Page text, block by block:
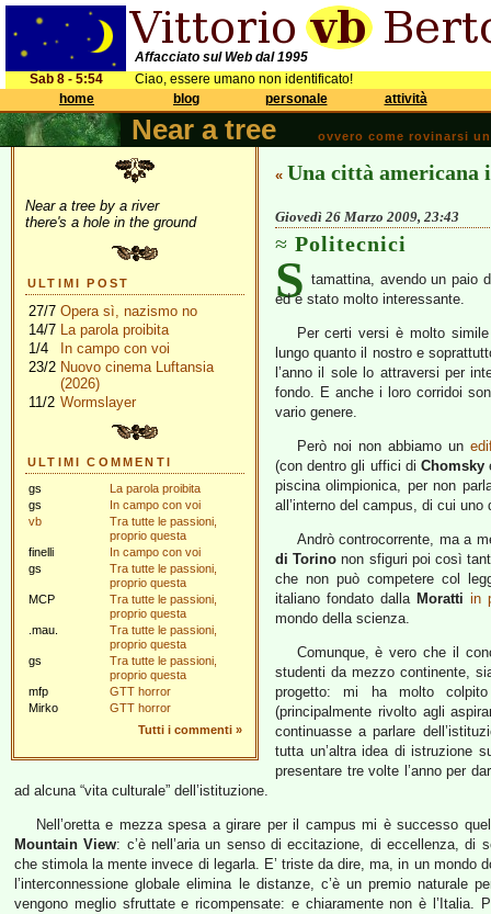
Affacciato sul Web dal 1995
Sab 8 - 5:54
Ciao, essere umano non identificato!
home
blog personale attività
Near a tree ovvero come rovinarsi
Near a tree by a river
there's a hole in the ground
ULTIMI POST
27/7 Opera sì, nazismo no
14/7 La parola proibita
1/4
In campo con voi
23/2 Nuovo cinema Luftansia
(2026)
11/2 Wormslayer
ULTIMI COMMENTI
gs
La parola proibita
gs
In campo con voi
vb
Tra tutte le passioni,
proprio questa
finelli
In campo con voi
gs
Tra tutte le passioni,
proprio questa
MCP
Tra tutte le passioni,
proprio questa
.mau.
Tra tutte le passioni,
proprio questa
gs
Tra tutte le passioni,
proprio questa
mfp
GTT horror
Mirko
GTT horror
Tutti i commenti »
« Una città americana
Giovedì 26 Marzo 2009, 23:43
Politecnici
S tamattina, avendo un paio
ed è stato molto interessante.
Per certi versi è molto
lungo quanto il nostro e
l’anno il sole lo attraversi per
fondo. E anche i loro corridoi
vario genere.
Però noi non abbiamo un
(con dentro gli uffici di Chomsky
piscina olimpionica, per non
all’interno del campus, di cui uno
Andrò controcorrente, ma a
di Torino non sfiguri poi così
che non può competere col
italiano fondato dalla Moratti in
mondo della scienza.
Comunque, è vero che il
studenti da mezzo continente,
progetto: mi ha molto
(principalmente rivolto agli
continuasse a parlare
tutta un’altra idea di istruzione
presentare tre volte l’anno per
ad alcuna “vita culturale” dell’istituzione.
Nell’oretta e mezza spesa a girare per il campus mi è successo
Mountain View: c’è nell’aria un senso di eccitazione, di eccellenza, di
che stimola la mente invece di legarla. E’ triste da dire, ma, in un mondo
l’interconnessione globale elimina le distanze, c’è un premio naturale
vengono meglio sfruttate e ricompensate: e chiaramente non è l’Italia.